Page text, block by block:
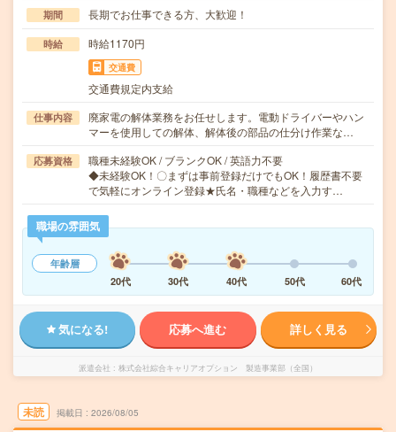
期間 長期でお仕事できる方、大歓迎！
時給 時給1170円
交通費
交通費規定内支給
仕事内容
廃家電の解体業務をお任せします。電動ドライバーやハン
マーを使用しての解体、解体後の部品の仕分け作業な…
応募資格
職種未経験OK / ブランクOK / 英語力不要
◆未経験OK！〇まずは事前登録だけでもOK！履歴書不要
で気軽にオンライン登録★氏名・職種などを入力す…
職場の雰囲気
年齢層
20代
30代 40代 50代 60代
気になる! 応募へ進む 詳しく見る
派遣会社 株式会社綜合キャリアオプション 製造事業部（全国）
未読 掲載日 2026/08/05